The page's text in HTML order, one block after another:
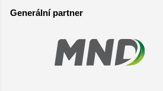
Generální partner